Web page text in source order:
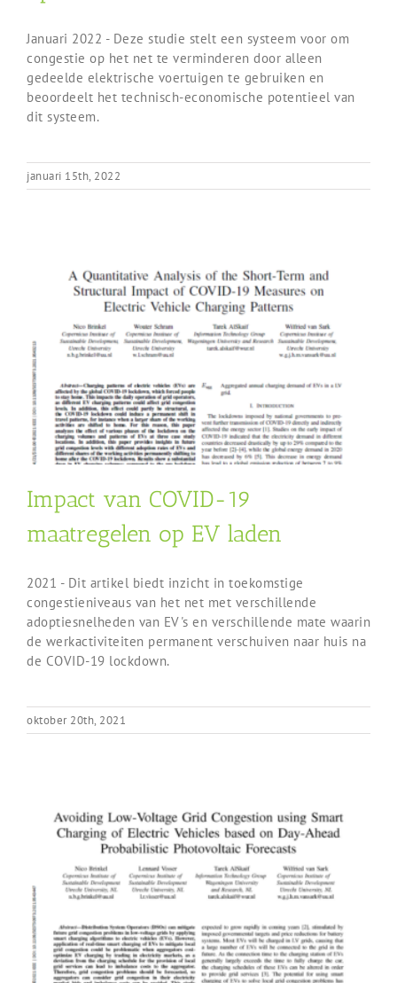
Januari 2022 - Deze studie stelt een systeem voor om
congestie op het net te verminderen door alleen
gedeelde elektrische voertuigen te gebruiken en
beoordeelt het technisch-economische potentieel van
dit systeem.
januari 15th, 2022
Impact van COVID-19
maatregelen op EV laden
2021 - Dit artikel biedt inzicht in toekomstige
congestieniveaus van het net met verschillende
adoptiesnelheden van EV's en verschillende mate waarin
de werkactiviteiten permanent verschuiven naar huis na
de COVID-19 lockdown.
oktober 20th, 2021